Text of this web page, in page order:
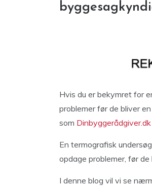
Hvis du er bekymret for
problemer før de bliver
som Dinbyggerådgiver.dk
En termografisk
opdage problemer, før
I denne blog vil vi se